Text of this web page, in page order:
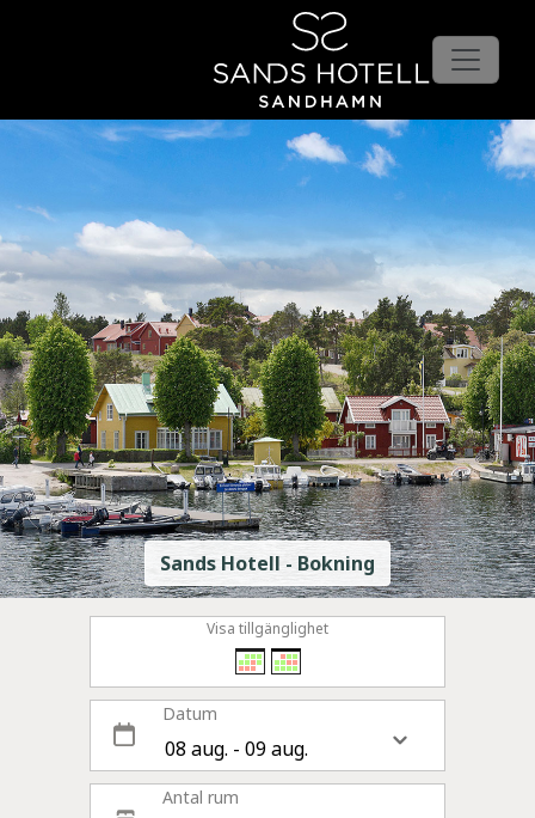
Sands Hotell - Bokning
Visa tillgänglighet
Datum
Antal rum